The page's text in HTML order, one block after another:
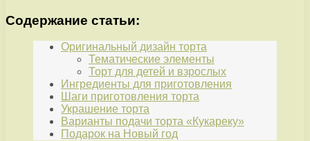
Содержание статьи:
Оригинальный дизайн торта
Тематические элементы
Торт для детей и взрослых
Ингредиенты для приготовления
Шаги приготовления торта
Украшение торта
Варианты подачи торта «Кукареку»
Подарок на Новый год